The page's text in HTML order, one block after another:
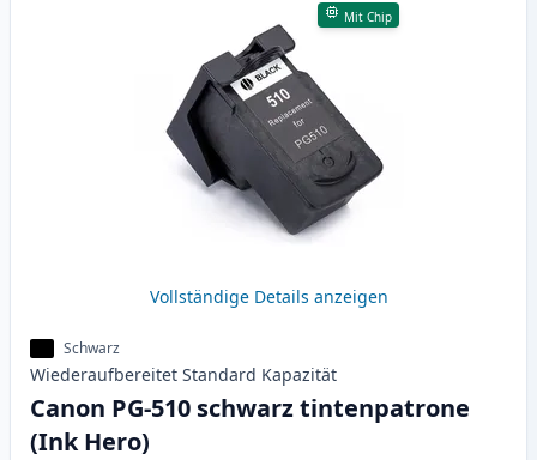
Mit Chip
Vollständige Details anzeigen
Schwarz
Wiederaufbereitet Standard Kapazität
Canon PG-510 schwarz tintenpatrone
(Ink Hero)